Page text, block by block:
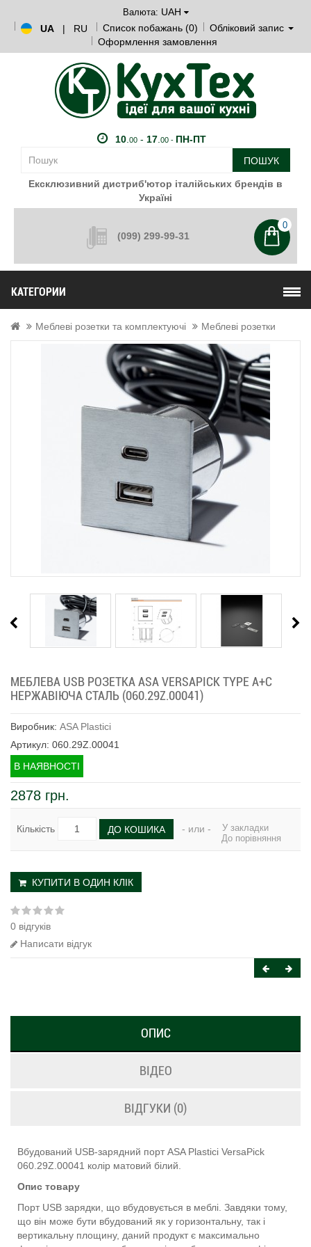
Валюта: UAH
UA
| RU Список побажань (0)
Обліковий запис
Оформлення замовлення
10. 00- 17. 00 - ПН-ПТ
ПОШУК
Ексклюзивний дистриб'ютор італійських брендів в
Україні
(099) 299-99-31
0
КАТЕГОРИИ
Меблеві розетки та комплектуючі Меблеві розетки
МЕБЛЕВА USB РОЗЕТКА ASA VERSAPICK TYPE A+C
НЕРЖАВІЮЧА СТАЛЬ (060.29Z.00041)
Виробник: ASA Plastici
Артикул: 060.29Z.00041
В НАЯВНОСТІ
2878 грн.
Кількість ДО КОШИКА - или -
У закладки
До порівняння
КУПИТИ В ОДИН КЛІК
0 відгуків
Написати відгук
ОПИС
ВІДЕО
ВІДГУКИ (0)
Вбудований USB-зарядний порт ASA Plastici VersaPick
060.29Z.00041 колір матовий білий.
Опис товару
Порт USB зарядки, що вбудовується в меблі. Завдяки тому,
що він може бути вбудований як у горизонтальну, так і
вертикальну площину, даний продукт є максимально